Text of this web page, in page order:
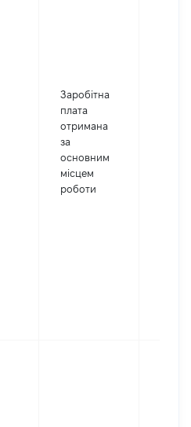
Заробітна
плата
отримана
за
основним
місцем
роботи